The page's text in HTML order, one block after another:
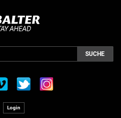
SUCHE
Login